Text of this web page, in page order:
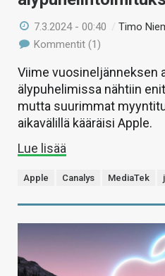
7.3.2024 - 00:40 /Timo
Kommentit (1)
Viime vuosineljänneksen
älypuhelimissa nähtiin
mutta suurimmat
aikavälillä kääräisi Apple.
Lue lisää
Apple Canalys MediaTek